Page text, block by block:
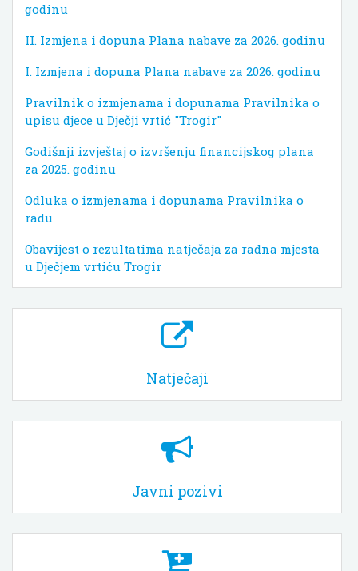
godinu
II. Izmjena i dopuna Plana nabave za 2026. godinu
I. Izmjena i dopuna Plana nabave za 2026. godinu
Pravilnik o izmjenama i dopunama Pravilnika o
upisu djece u Dječji vrtić "Trogir"
Godišnji izvještaj o izvršenju financijskog plana
za 2025. godinu
Odluka o izmjenama i dopunama Pravilnika o
radu
Obavijest o rezultatima natječaja za radna mjesta
u Dječjem vrtiću Trogir
Natječaji
Javni pozivi